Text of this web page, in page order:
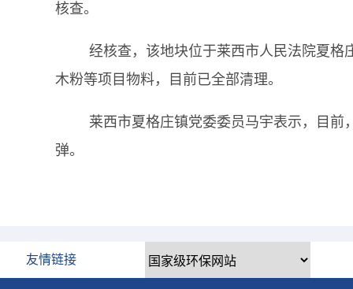
核查。
经核查，该地块位于莱西市人民法院夏格
木粉等项目物料，目前已全部清理。
莱西市夏格庄镇党委委员马宇表示，目
弹。
友情链接